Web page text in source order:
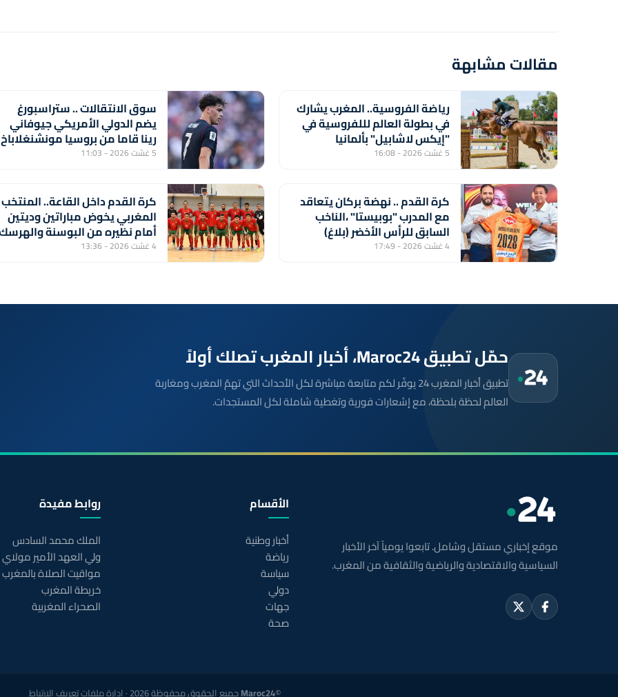
مقالات مشابهة
رياضة الفروسية.. المغرب يشارك
في بطولة العالم لللفروسية في
"إيكس لاشابيل" بألمانيا
5 غشت 2026 - 16:08
سوق الانتقالات .. ستراسبورغ
يضم الدولي الأمريكي جيوفاني
رينا قاما من بروسيا مونشنغلاباخ
5 غشت 2026 - 11:03
كرة القدم .. نهضة بركان يتعاقد
مع المدرب "بوبيستا" ،الناخب
السابق للرأس الأخضر (بلاغ)
4 غشت 2026 - 17:49
كرة القدم داخل القاعة.. المنتخب
المغربي يخوض مباراتين وديتين
أمام نظيره من البوسنة
4 غشت 2026 - 13:36
حمّل تطبيق Maroc24، أخبار المغرب تصلك أولاً
تطبيق أخبار المغرب 24 يوفّر لكم متابعة مباشرة لكل الأحداث التي تهمّ المغرب ومغاربة
العالم لحظة بلحظة، مع إشعارات فورية وتغطية شاملة لكل المستجدات.
موقع إخباري مستقل وشامل. تابعوا يومياً آخر الأخبار
السياسية والاقتصادية والرياضية والثقافية من المغرب.
الأقسام
أخبار وطنية
رياضة
سياسة
دولي
جهات
صحة
روابط مفيدة
الملك محمد السادس
ولي العهد الأمير
مواقيت الصلاة بالمغرب
خريطة المغرب
الصحراء المغربية
©Maroc24 جميع الحقوق محفوظة 2026 · إدارة ملفات تعريف الارتباط